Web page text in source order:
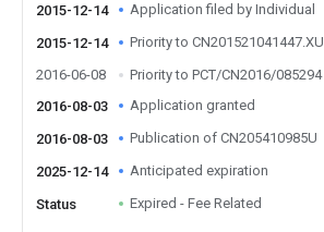
2015-12-14 Application filed by Individual
2015-12-14
Priority to CN201521041447.XU
2016-06-08
Priority to PCT/CN2016/085294
2016-08-03
Application granted
2016-08-03 Publication of CN205410985U
2025-12-14 Anticipated expiration
Status Expired - Fee Related